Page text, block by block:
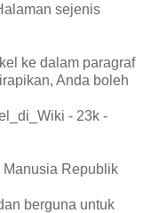
sejenis
ke dalam paragraf
Anda boleh
- 23k -
Manusia Republik
berguna untuk